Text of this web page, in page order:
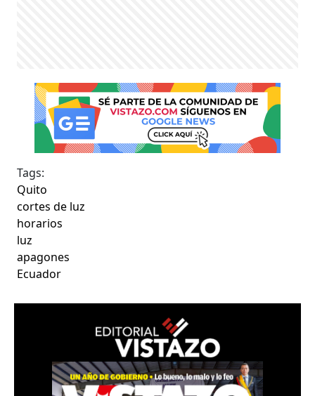
Tags:
Quito
cortes de luz
horarios
luz
apagones
Ecuador